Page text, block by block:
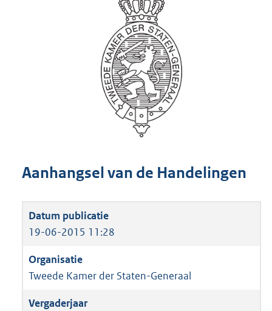
Aanhangsel van de Handelingen
19-06-2015 11:28
Tweede Kamer der Staten-Generaal